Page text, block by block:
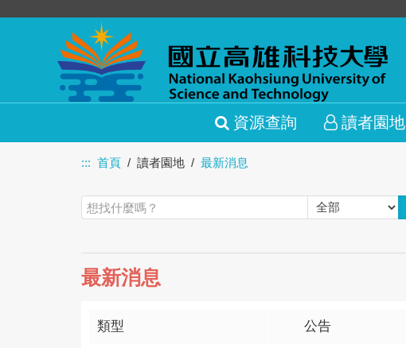
資源查詢 讀者園地
::: 首頁 讀者園地 最新消息
最新消息
類型 公告